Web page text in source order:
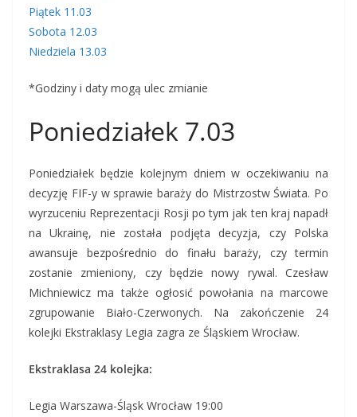
Piątek 11.03
Sobota 12.03
Niedziela 13.03
*Godziny i daty mogą ulec zmianie
Poniedziałek 7.03
Poniedziałek będzie kolejnym dniem w oczekiwaniu na
decyzję FIF-y w sprawie baraży do Mistrzostw Świata. Po
wyrzuceniu Reprezentacji Rosji po tym jak ten kraj napadł
na Ukrainę, nie została podjęta decyzja, czy Polska
awansuje bezpośrednio do finału baraży, czy termin
zostanie zmieniony, czy będzie nowy rywal. Czesław
Michniewicz ma także ogłosić powołania na marcowe
zgrupowanie Biało-Czerwonych. Na zakończenie 24
kolejki Ekstraklasy Legia zagra ze Śląskiem Wrocław.
Ekstraklasa 24 kolejka:
Legia Warszawa-Śląsk Wrocław 19:00